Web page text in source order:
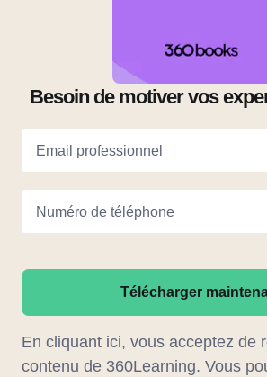
Besoin de motiver vos
Email professionnel
Numéro de téléphone
Télécharger
En cliquant ici, vous acceptez de
contenu de 360Learning. Vous